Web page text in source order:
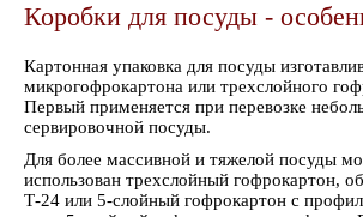
Коробки для посуды -
Картонная упаковка для посуды
микрогофрокартона или трехслойного
Первый применяется при перевозке
сервировочной посуды.
Для более массивной и тяжелой посуды
использован трехслойный гофрокартон,
Т-24 или 5-слойный гофрокартон с